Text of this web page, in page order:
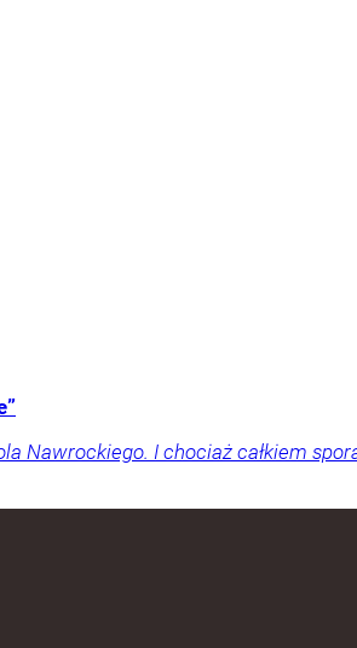
Nawrockiego. I chociaż całkiem